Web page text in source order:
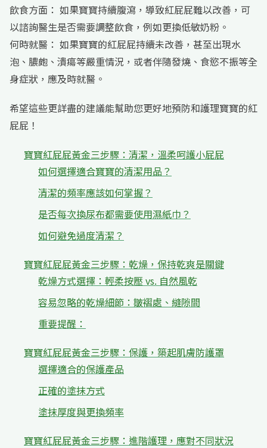
飲食方面： 如果寶寶持續腹瀉，導致紅屁屁難以改善，可
以諮詢醫生是否需要調整飲食，例如更換低敏奶粉。
何時就醫： 如果寶寶的紅屁屁持續未改善，甚至出現水
泡、膿皰、潰瘍等嚴重情況，或者伴隨發燒、食慾不振等全
身症狀，應及時就醫。
希望這些更詳盡的建議能幫助您更好地預防和護理寶寶的紅
屁屁！
寶寶紅屁屁黃金三步驟：清潔，溫柔呵護小屁屁
如何選擇適合寶寶的清潔用品？
清潔的頻率應該如何掌握？
是否每次換尿布都需要使用濕紙巾？
如何避免過度清潔？
寶寶紅屁屁黃金三步驟：乾燥，保持乾爽是關鍵
乾燥方式選擇：輕柔按壓 vs. 自然風乾
容易忽略的乾燥細節：皺褶處、縫隙間
重要提醒：
寶寶紅屁屁黃金三步驟：保護，築起肌膚防護罩
選擇適合的保護產品
正確的塗抹方式
塗抹厚度與更換頻率
寶寶紅屁屁黃金三步驟：進階護理，應對不同狀況